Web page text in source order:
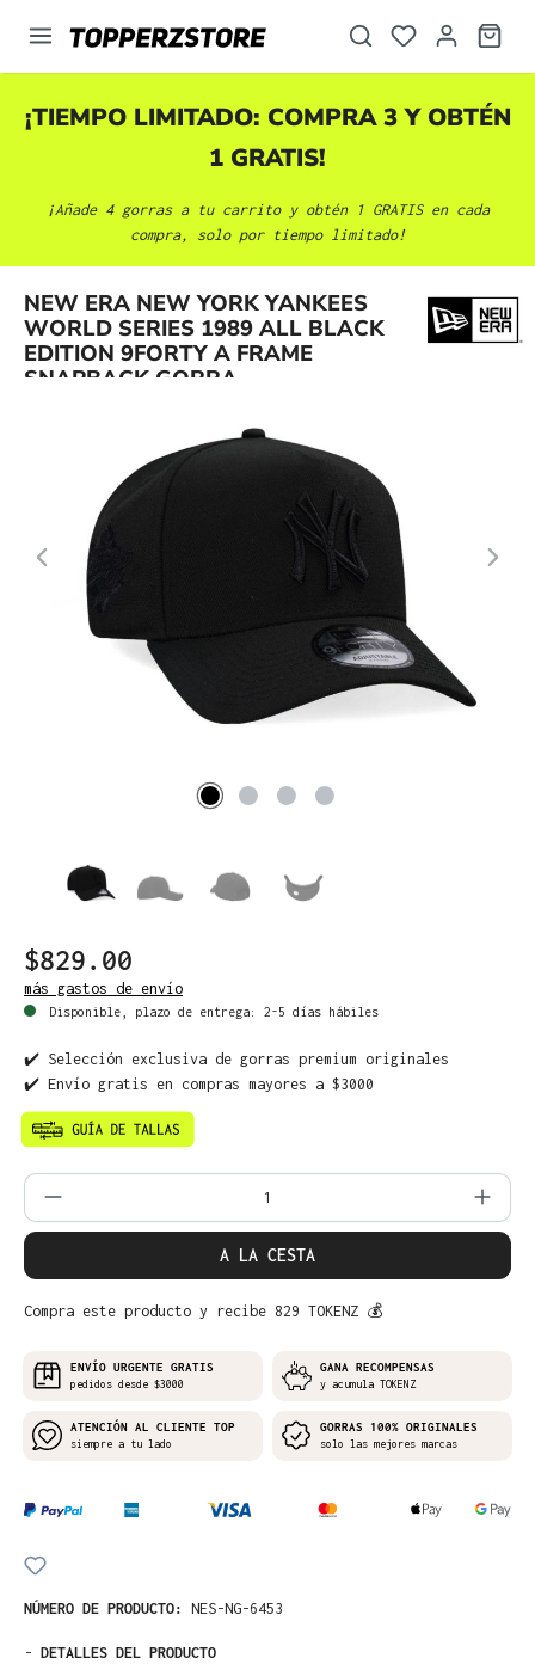
principal
¡TIEMPO LIMITADO: COMPRA 3 Y OBTÉN
1 GRATIS!
¡Añade 4 gorras a tu carrito y obtén 1 GRATIS en cada
compra, solo por tiempo limitado!
NEW ERA NEW YORK YANKEES
WORLD SERIES 1989 ALL BLACK
EDITION 9FORTY A FRAME
SNAPBACK GORRA
Omitir galería de imágenes
$829.00
más gastos de envío
Disponible, plazo de entrega: 2-5 días hábiles
✔️ Selección exclusiva de gorras premium originales
✔️ Envío gratis en compras mayores a $3000
Cantidad del producto: introduce la
A LA CESTA
Compra este producto y recibe 829 TOKENZ 💰
ENVÍO URGENTE GRATIS
pedidos desde $3000
GANA RECOMPENSAS
y acumula TOKENZ
ATENCIÓN AL CLIENTE TOP
siempre a tu lado
GORRAS 100% ORIGINALES
solo las mejores marcas
NÚMERO DE PRODUCTO: NES-NG-6453
- DETALLES DEL PRODUCTO